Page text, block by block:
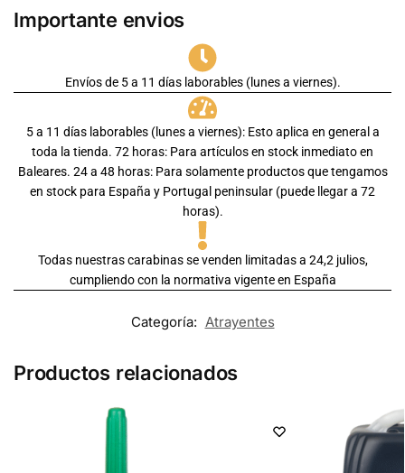
Importante envios
Envíos de 5 a 11 días laborables (lunes a viernes).
5 a 11 días laborables (lunes a viernes): Esto aplica en general a
toda la tienda. 72 horas: Para artículos en stock inmediato en
Baleares. 24 a 48 horas: Para solamente productos que tengamos
en stock para España y Portugal peninsular (puede llegar a 72
horas).
Todas nuestras carabinas se venden limitadas a 24,2 julios,
cumpliendo con la normativa vigente en España
Categoría: Atrayentes
Productos relacionados